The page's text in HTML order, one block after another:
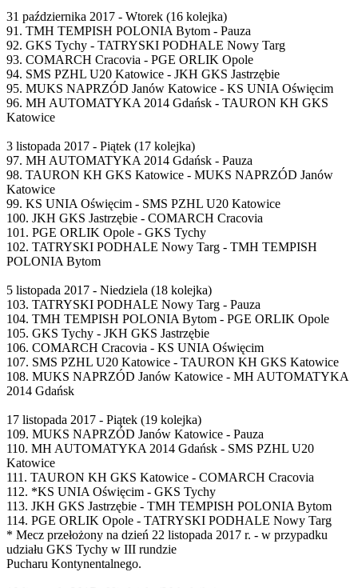
31 października 2017 - Wtorek (16 kolejka)
91. TMH TEMPISH POLONIA Bytom - Pauza
92. GKS Tychy - TATRYSKI PODHALE Nowy Targ
93. COMARCH Cracovia - PGE ORLIK Opole
94. SMS PZHL U20 Katowice - JKH GKS Jastrzębie
95. MUKS NAPRZÓD Janów Katowice - KS UNIA Oświęcim
96. MH AUTOMATYKA 2014 Gdańsk - TAURON KH GKS
Katowice
3 listopada 2017 - Piątek (17 kolejka)
97. MH AUTOMATYKA 2014 Gdańsk - Pauza
98. TAURON KH GKS Katowice - MUKS NAPRZÓD Janów
Katowice
99. KS UNIA Oświęcim - SMS PZHL U20 Katowice
100. JKH GKS Jastrzębie - COMARCH Cracovia
101. PGE ORLIK Opole - GKS Tychy
102. TATRYSKI PODHALE Nowy Targ - TMH TEMPISH
POLONIA Bytom
5 listopada 2017 - Niedziela (18 kolejka)
103. TATRYSKI PODHALE Nowy Targ - Pauza
104. TMH TEMPISH POLONIA Bytom - PGE ORLIK Opole
105. GKS Tychy - JKH GKS Jastrzębie
106. COMARCH Cracovia - KS UNIA Oświęcim
107. SMS PZHL U20 Katowice - TAURON KH GKS Katowice
108. MUKS NAPRZÓD Janów Katowice - MH AUTOMATYKA
2014 Gdańsk
17 listopada 2017 - Piątek (19 kolejka)
109. MUKS NAPRZÓD Janów Katowice - Pauza
110. MH AUTOMATYKA 2014 Gdańsk - SMS PZHL U20
Katowice
111. TAURON KH GKS Katowice - COMARCH Cracovia
112. *KS UNIA Oświęcim - GKS Tychy
113. JKH GKS Jastrzębie - TMH TEMPISH POLONIA Bytom
114. PGE ORLIK Opole - TATRYSKI PODHALE Nowy Targ
* Mecz przełożony na dzień 22 listopada 2017 r. - w przypadku
udziału GKS Tychy w III rundzie
Pucharu Kontynentalnego.